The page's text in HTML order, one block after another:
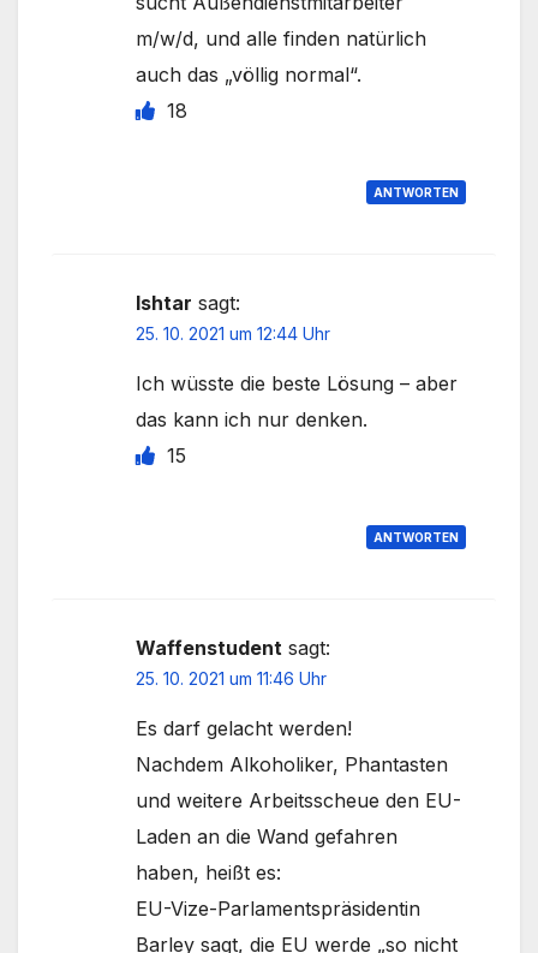
m/w/d, und alle finden natürlich
auch das „völlig normal“.
18
ANTWORTEN
Ishtar sagt:
25. 10. 2021 um 12:44 Uhr
Ich wüsste die beste Lösung – aber
das kann ich nur denken.
15
ANTWORTEN
Waffenstudent sagt:
25. 10. 2021 um 11:46 Uhr
Es darf gelacht werden!
Nachdem Alkoholiker, Phantasten
und weitere Arbeitsscheue den EU-
Laden an die Wand gefahren
haben, heißt es:
EU-Vize-Parlamentspräsidentin
Barley sagt, die EU werde „so nicht